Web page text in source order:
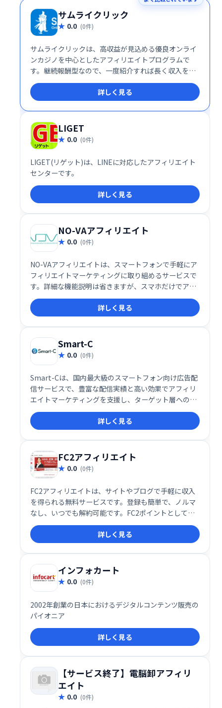
サムライクリック
0.0 (0件)
サムライクリックは、高収益が見込める優良オンライ
ンカジノを中心としたアフィリエイトプログラムで
す。継続報酬型なので、一度紹介すれば長く収入を得
ることが可能です。Web収入を得たい方におすすめ
の、安定した収益モデルを提供します。
詳しく見る
LIGET
0.0 (0件)
LIGET(リゲット)は、LINEに対応したアフィリエイト
センターです。
詳しく見る
NO-VAアフィリエイト
0.0 (0件)
NO-VAアフィリエイトは、スマートフォンで手軽にア
フィリエイトマーケティングに取り組めるサービスで
す。詳細な機能説明は省きますが、スマホだけでアフ
ィリエイトを始めたい方におすすめです。
詳しく見る
Smart-C
0.0 (0件)
Smart-Cは、国内最大級のスマートフォン向け広告配
信サービスで、豊富な配信実績と高い効果でアフィリ
エイトマーケティングを支援し、ターゲット層への的
確な広告配信で売上向上を実現します。
詳しく見る
FC2アフィリエイト
0.0 (0件)
FC2アフィリエイトは、サイトやブログで手軽に収入
を得られる無料サービスです。登録も簡単で、ノルマ
なし、いつでも解約可能です。FC2ポイントとして利
用でき、高い還元率が魅力。アダルト広告の取り扱い
もあります。気軽に始められるアフィリエイトプログ
ラムをお探しの方に最適です。
詳しく見る
インフォカート
0.0 (0件)
2002年創業の日本におけるデジタルコンテンツ販売の
パイオニア
詳しく見る
【サービス終了】電脳卸アフィリ
エイト
0.0 (0件)